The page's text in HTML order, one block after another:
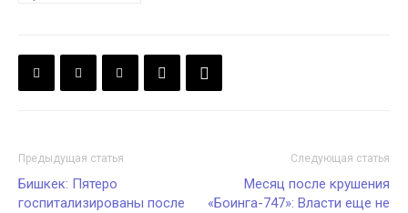
Предыдущая статья
Бишкек: Пятеро
госпитализированы после
Следующая статья
Месяц после крушения
«Боинга-747»: Власти еще не